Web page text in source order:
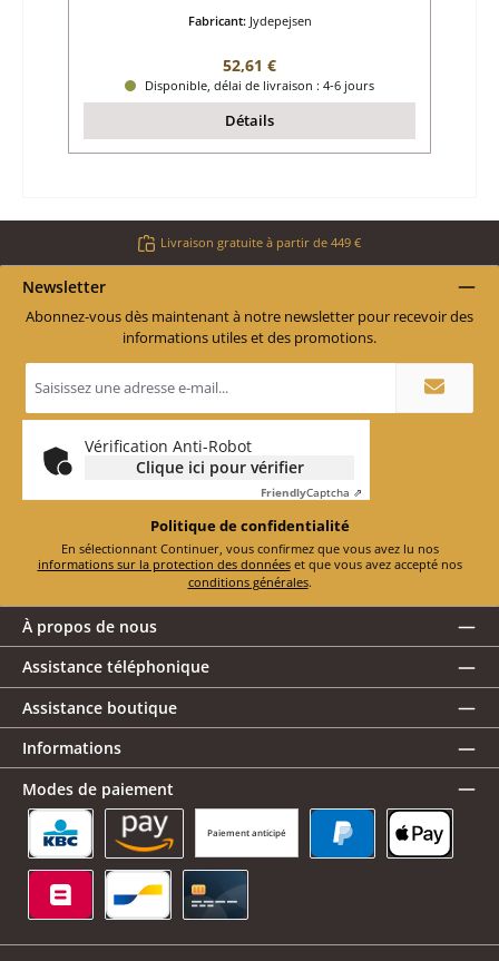
Fabricant: Jydepejsen
Prix régulier :
52,61 €
Disponible, délai de livraison : 4-6 jours
Détails
Livraison gratuite à partir de 449 €
Newsletter
Abonnez-vous dès maintenant à notre newsletter pour recevoir des
informations utiles et des promotions.
Adresse
e-
*
Vérification Anti-Robot
Clique ici pour vérifier
FriendlyCaptcha ⇗
Politique de confidentialité
En sélectionnant Continuer, vous confirmez que vous avez lu nos
informations sur la protection des données
et que vous avez accepté nos
conditions générales.
À propos de nous
Assistance téléphonique
Assistance boutique
Informations
Modes de paiement
Paiement anticipé
KBC/CBC Payment Button
Amazon Pay